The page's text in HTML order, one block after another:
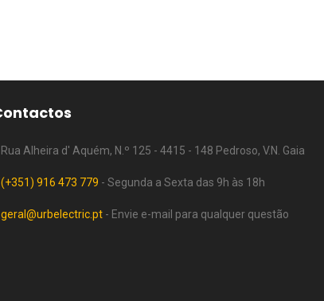
Rua Alheira d' Aquém, N.º 125 - 4415 - 148 Pedroso, V.N. Gaia
(+351) 916 473 779 - Segunda a Sexta das 9h às 18h
geral@urbelectric.pt - Envie e-mail para qualquer questão